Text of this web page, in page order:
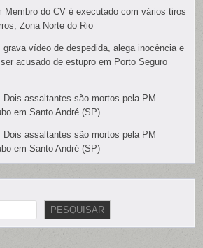
Membro do CV é executado com vários tiros
Zona Norte do Rio
grava vídeo de despedida, alega inocência e
acusado de estupro em Porto Seguro
Dois assaltantes são mortos pela PM
em Santo André (SP)
Dois assaltantes são mortos pela PM
em Santo André (SP)
PESQUISAR